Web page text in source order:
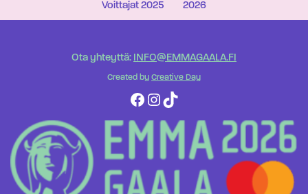
Voittajat 2025
2026
Ota yhteyttä: INFO@EMMAGAALA.FI
Created by Creative Day